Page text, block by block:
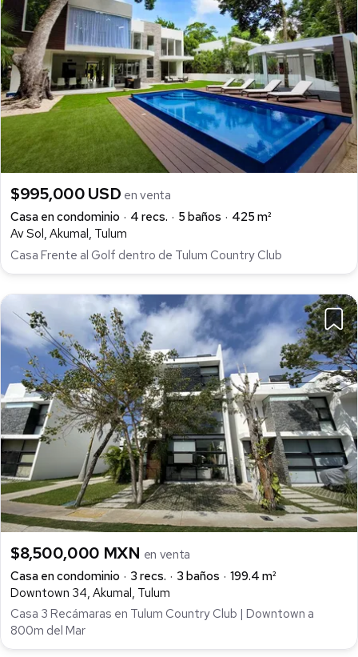
$995,000 USD en venta
Casa en condominio
4 recs. 5 baños
425 m²
Av Sol, Akumal, Tulum
Casa Frente al Golf dentro de Tulum Country Club
$8,500,000 MXN en venta
Casa en condominio
3 recs. 3 baños
199.4 m²
Downtown 34, Akumal, Tulum
Casa 3 Recámaras en Tulum Country Club | Downtown a
800m del Mar